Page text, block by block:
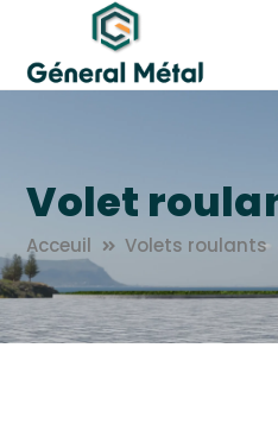
Volet
Acceuil Volets roulants